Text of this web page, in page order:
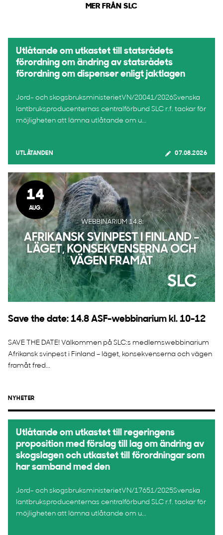
MER FRÅN SLC
Utlåtande om utkastet till statsrådets
förordning om ändring av statsrådets
förordning om dispenser enligt jaktlagen
Jord- och skogsbruksministerietVN/20041/2026Svenska
lantbruksproducenternas centralförbund SLC r.f. tackar för
möjligheten att lämna utlåtande om u...
UTLÅTANDEN 07.08.2026
14
AUG.
Save the date: 14.8 ASF-webbinarium kl. 10-12
SAVE THE DATE! Välkommen på SLC:s medlemswebbinarium
Afrikansk svinpest i Finland – läget, konsekvenserna och vägen
framåt fred...
NYHETER
Utlåtande om utkastet till regeringens
proposition med förslag till lag om ändring av
skogslagen och utkastet till förordningar som
har samband med den
Jord- och skogsbruksministerietVN/17651/2025Svenska
lantbruksproducenternas centralförbund SLC r.f. tackar för
möjligheten att lämna utlåtande om u...